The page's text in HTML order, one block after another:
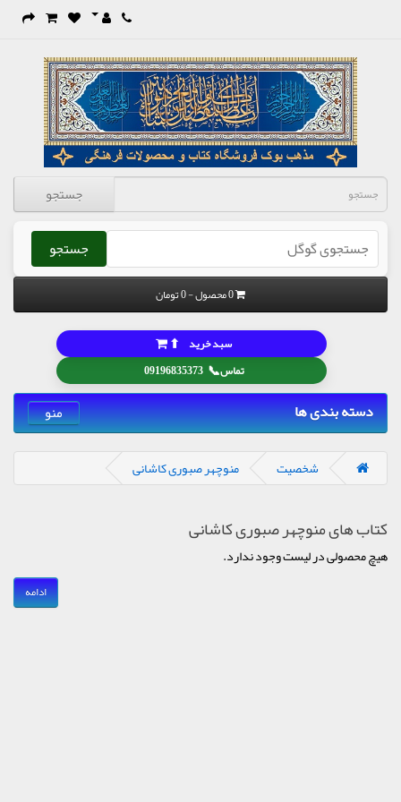
جستجو
جستجو
0 محصول - 0 تومان
تماس📞
09196835373
سبد خرید ⬆
دسته بندی ها منو
شخصیت منوچهر صبوری کاشانی
کتاب های منوچهر صبوری کاشانی
هیچ محصولی در لیست وجود ندارد.
ادامه